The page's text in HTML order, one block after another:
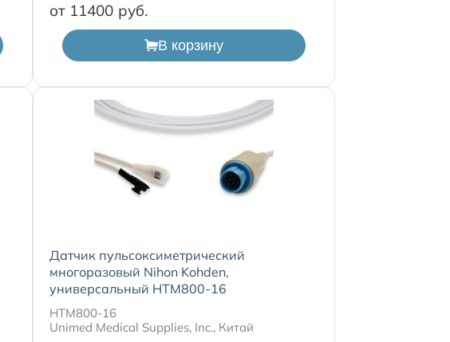
от 11400
В корзину
Датчик пульсоксиметрический
многоразовый Nihon Kohden,
универсальный HTM800-16
HTM800-16
Unimed Medical Supplies, Inc., Китай